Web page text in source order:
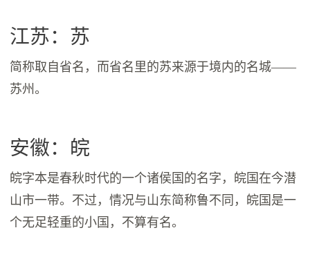
江苏：苏
简称取自省名，而省名里的苏来源于境内的名城——
苏州。
安徽：皖
皖字本是春秋时代的一个诸侯国的名字，皖国在今潜
山市一带。不过，情况与山东简称鲁不同，皖国是一
个无足轻重的小国，不算有名。